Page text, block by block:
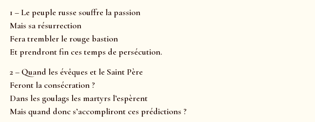
1 – Le peuple russe souffre la passion
Mais sa résurrection
Fera trembler le rouge bastion
Et prendront fin ces temps de persécution.
2 – Quand les évêques et le Saint Père
Feront la consécration ?
Dans les goulags les martyrs l’espèrent
Mais quand donc s’accompliront ces prédictions ?